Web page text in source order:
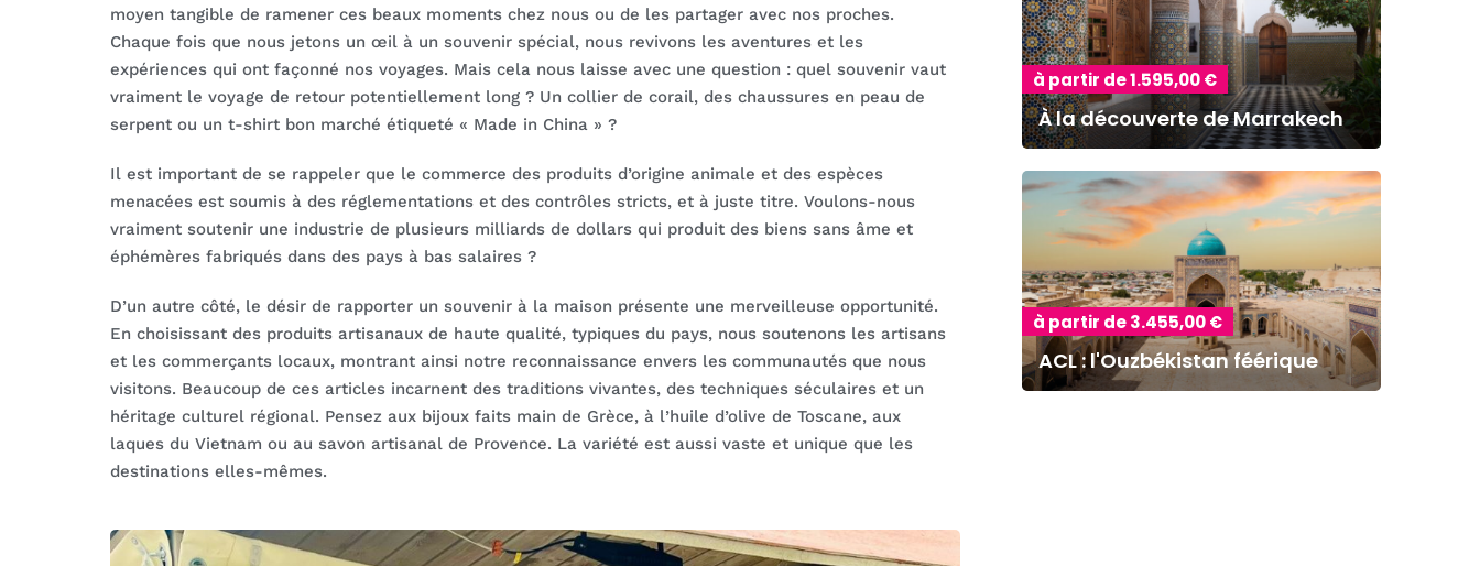
moyen tangible de ramener ces beaux moments chez nous ou de les partager avec nos proches.
Chaque fois que nous jetons un œil à un souvenir spécial, nous revivons les aventures et les
expériences qui ont façonné nos voyages. Mais cela nous laisse avec une question : quel souvenir vaut
vraiment le voyage de retour potentiellement long ? Un collier de corail, des chaussures en peau de
serpent ou un t-shirt bon marché étiqueté « Made in China » ?
Il est important de se rappeler que le commerce des produits d’origine animale et des espèces
menacées est soumis à des réglementations et des contrôles stricts, et à juste titre. Voulons-nous
vraiment soutenir une industrie de plusieurs milliards de dollars qui produit des biens sans âme et
éphémères fabriqués dans des pays à bas salaires ?
D’un autre côté, le désir de rapporter un souvenir à la maison présente une merveilleuse opportunité.
En choisissant des produits artisanaux de haute qualité, typiques du pays, nous soutenons les artisans
et les commerçants locaux, montrant ainsi notre reconnaissance envers les communautés que nous
visitons. Beaucoup de ces articles incarnent des traditions vivantes, des techniques séculaires et un
héritage culturel régional. Pensez aux bijoux faits main de Grèce, à l’huile d’olive de Toscane, aux
laques du Vietnam ou au savon artisanal de Provence. La variété est aussi vaste et unique que les
destinations elles-mêmes.
à partir de 1.595,00 €
À la découverte de Marrakech
à partir de 3.455,00 €
ACL : l'Ouzbékistan féérique